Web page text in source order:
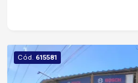
Festa, Quadra
Espaço UBER, Elevador
Choperia, Playground,
Cód. 615581